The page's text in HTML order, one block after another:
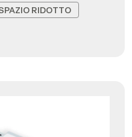
RIDOTTO